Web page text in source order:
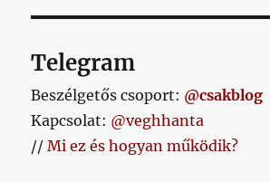
Telegram
Beszélgetős csoport: @csakblog
Kapcsolat: @veghhanta
//Mi ez és hogyan működik?